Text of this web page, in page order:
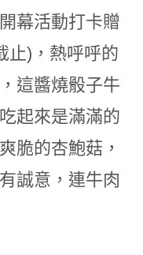
幕活動打卡贈
止)，熱呼呼的
這醬燒骰子牛
起來是滿滿的
脆的杏鮑菇，
誠意，連牛肉